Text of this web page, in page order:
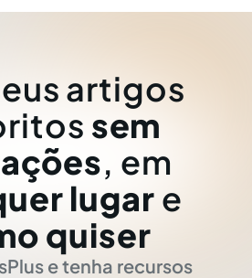
artigos
sem
, em
lugar e
quiser
e tenha recursos